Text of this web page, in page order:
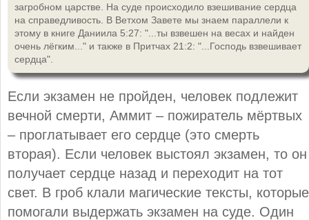
загробном царстве. На суде происходило взешивание сердца
на справедливость. В Ветхом Завете мы знаем параллели к
этому в книге Даниила 5:27: "...ты взвешен на весах и найден
очень лёгким..." и также в Притчах 21:2: "...Господь взвешивает
сердца".
Если экзамен не пройден, человек подлежит
вечной смерти, Аммит – пожиратель мёртвых
– проглатывает его сердце (это смерть
вторая). Если человек выстоял экзамен, то он
получает сердце назад и переходит на тот
свет. В гроб клали магические тексты, которые
помогали выдержать экзамен на суде. Один